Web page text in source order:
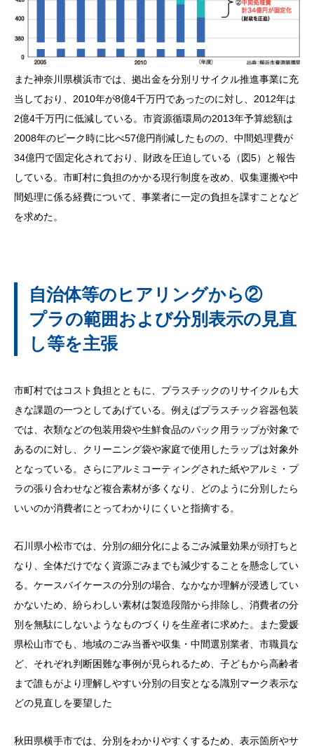
また神奈川県横浜市では、拠出金を分別リサイクル推進事業に充
当しており、2010年が8億4千万円であったのに対し、2012年は
2億4千万円に低減している。市資源循環局の2013年予算総額は
2008年のピーク時に比べ57億円削減したものの、中間処理費が
34億円で固定化されており、財政を圧迫している（図5）と報告
している。市町村に負担のかかる現行制度を改め、収集運搬や中
間処理に係る経費について、事業者に一定の負担を課すことなど
を求めた。
自治体等のヒアリングから②
プラの範囲および分別表示の見直
し等を主張
市町村ではコスト負担とともに、プラスチックのリサイクルも大
きな課題の一つとしてあげている。例えばプラスチック容器包装
では、衣類などの包装用袋や生鮮食品のパック用ラップが対象で
あるのに対し、クリーニング袋や家庭で使用したラップは対象外
となっている。さらにアルミコーティングされた紙やアルミ・プ
ラの張り合わせなど複合素材が多くなり、どのように分別したら
いいのか消費者にとってわかりにくいと指摘する。
石川県小松市では、分別の細分化によるごみ減量効果が頭打ちと
なり、全体だけでなく資源ごみまでも減少することを懸念してい
る。ケースバイケースの分別の場合、なかなか理解が浸透してい
かないため、紛らわしい素材は製造段階から排除し、消費者の分
別を無駄にしないようなものづくりを生産者に求めた。また愛媛
県松山市でも、地域のごみ当番や収集・中間選別業者、市職員な
ど、それぞれ判断困難な事例が見られるため、子どもから高齢者
まで誰もがより理解しやすい分別の目安となる識別マーク表示な
どの見直しを要望した
秋田県横手市では、分別をわかりやすくするため、表示箇所やサ